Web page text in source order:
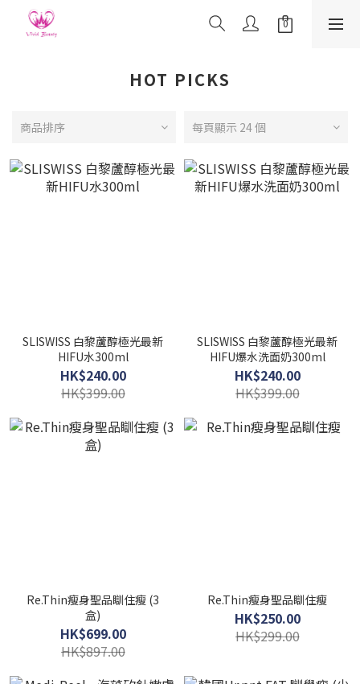
HOT PICKS
商品排序 每頁顯示 24 個
SLISWISS 白黎蘆醇極光最新
HIFU水300ml
HK$240.00
HK$399.00
SLISWISS 白黎蘆醇極光最新
HIFU爆水洗面奶300ml
HK$240.00
HK$399.00
Re.Thin瘦身聖品瞓住瘦 (3
盒)
HK$699.00
HK$897.00
Re.Thin瘦身聖品瞓住瘦
HK$250.00
HK$299.00